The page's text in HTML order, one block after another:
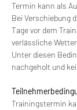
Termin kann als
Bei Verschiebung
Tage vor dem
verlässliche
Unter diesen
nachgeholt und
Trainingstermin